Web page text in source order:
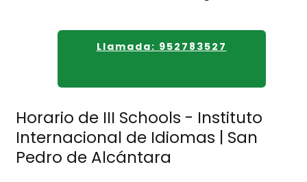
Llamada: 952783527
Horario de III Schools - Instituto
Internacional de Idiomas | San
Pedro de Alcántara